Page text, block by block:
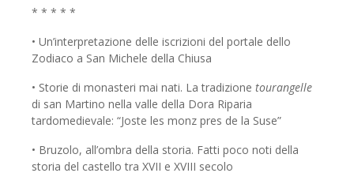
* * * * *
• Un’interpretazione delle iscrizioni del portale dello
Zodiaco a San Michele della Chiusa
• Storie di monasteri mai nati. La tradizione tourangelle
di san Martino nella valle della Dora Riparia
tardomedievale: “Joste les monz pres de la Suse”
• Bruzolo, all’ombra della storia. Fatti poco noti della
storia del castello tra XVII e XVIII secolo